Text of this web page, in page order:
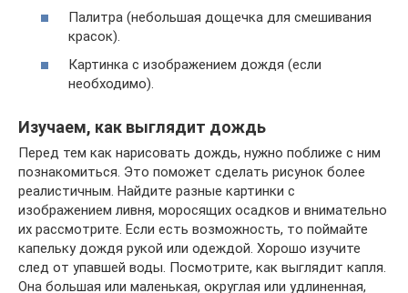
Палитра (небольшая дощечка для смешивания
красок).
Картинка с изображением дождя (если
необходимо).
Изучаем, как выглядит дождь
Перед тем как нарисовать дождь, нужно поближе с ним
познакомиться. Это поможет сделать рисунок более
реалистичным. Найдите разные картинки с
изображением ливня, моросящих осадков и внимательно
их рассмотрите. Если есть возможность, то поймайте
капельку дождя рукой или одеждой. Хорошо изучите
след от упавшей воды. Посмотрите, как выглядит капля.
Она большая или маленькая, округлая или удлиненная,